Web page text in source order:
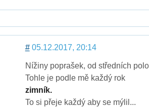
#05.12.2017, 20:14
Nížiny poprašek, od středních
Tohle je podle mě každý rok
zimník.
To si přeje každý aby se mýlil...